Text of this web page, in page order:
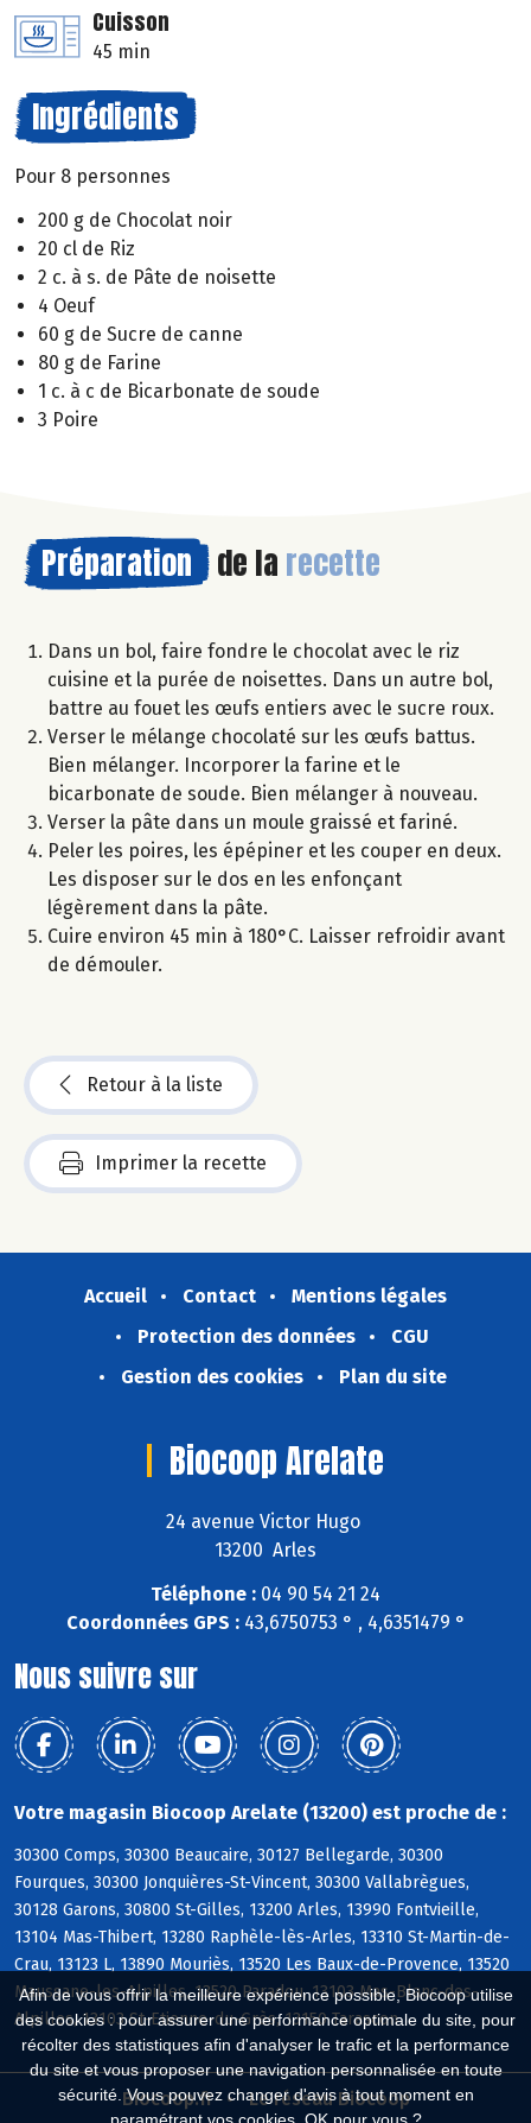
Afin de vous offrir la meilleure expérience possible, Biocoop utilise
des cookies : pour assurer une performance optimale du site, pour
récolter des statistiques afin d'analyser le trafic et la performance
du site et vous proposer une navigation personnalisée en toute
sécurité. Vous pouvez changer d'avis à tout moment en
Cuisson
45 min
Ingrédients
Pour 8 personnes
200 g de Chocolat noir
20 cl de Riz
2 c. à s. de Pâte de noisette
4 Oeuf
60 g de Sucre de canne
80 g de Farine
1 c. à c de Bicarbonate de soude
3 Poire
Préparation de la recette
Dans un bol, faire fondre le chocolat avec le riz
cuisine et la purée de noisettes. Dans un autre bol,
battre au fouet les œufs entiers avec le sucre roux.
Verser le mélange chocolaté sur les œufs battus.
Bien mélanger. Incorporer la farine et le
bicarbonate de soude. Bien mélanger à nouveau.
Verser la pâte dans un moule graissé et fariné.
Peler les poires, les épépiner et les couper en deux.
Les disposer sur le dos en les enfonçant
légèrement dans la pâte.
Cuire environ 45 min à 180°C. Laisser refroidir avant
de démouler.
Retour à la liste
Imprimer la recette
Accueil Contact
Mentions légales
Protection des données
CGU
Gestion des cookies
Plan du site
Biocoop Arelate
24 avenue Victor Hugo
13200 Arles
Téléphone : 04 90 54 21 24
Coordonnées GPS :43,6750753 ° , 4,6351479 °
Nous suivre sur
Votre magasin Biocoop Arelate (13200) est proche de :
30300 Comps, 30300 Beaucaire, 30127 Bellegarde, 30300
Fourques, 30300 Jonquières-St-Vincent, 30300 Vallabrègues,
30128 Garons, 30800 St-Gilles, 13200 Arles, 13990 Fontvieille,
13104 Mas-Thibert, 13280 Raphèle-lès-Arles, 13310 St-Martin-de-
Crau, 13123 L, 13890 Mouriès, 13520 Les Baux-de-Provence, 13520
Maussane-les-Alpilles, 13520 Paradou, 13103 Mas-Blanc-des-
Alpilles, 13103 St-Etienne-du-Grès, 13150 Tarascon
Biocoop.fr
Le réseau Biocoop